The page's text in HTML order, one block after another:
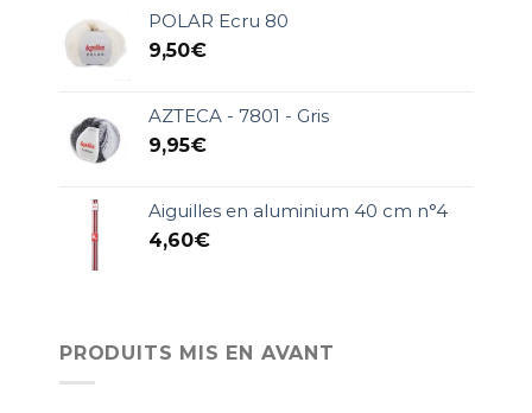
POLAR Ecru 80
9,50€
AZTECA - 7801 - Gris
9,95€
Aiguilles en aluminium 40 cm n°4
4,60€
PRODUITS MIS EN AVANT